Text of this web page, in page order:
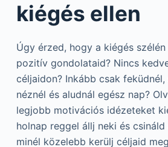
kiégés ellen
Úgy érzed, hogy a kiégés
pozitív gondolataid? Nincs
céljaidon? Inkább csak
néznél és aludnál egész nap?
legjobb motivációs idézeteket
holnap reggel állj neki és
minél közelebb kerülj céljaid